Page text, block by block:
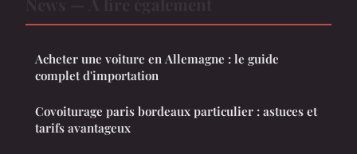
Acheter une voiture en Allemagne : le guide
complet d'importation
Covoiturage paris bordeaux particulier : astuces et
tarifs avantageux